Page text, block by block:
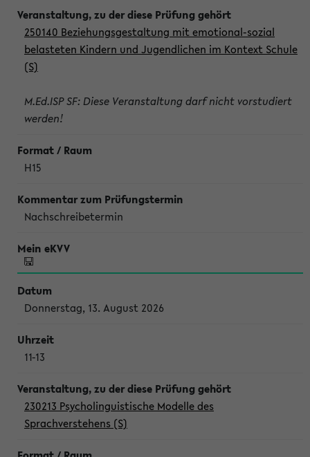
250140 Beziehungsgestaltung mit emotional-sozial
belasteten Kindern und Jugendlichen im Kontext Schule
(S)
M.Ed.ISP SF: Diese Veranstaltung darf nicht vorstudiert
werden!
H15
Nachschreibetermin
Donnerstag, 13. August 2026
11-13
230213 Psycholinguistische Modelle des
Sprachverstehens (S)